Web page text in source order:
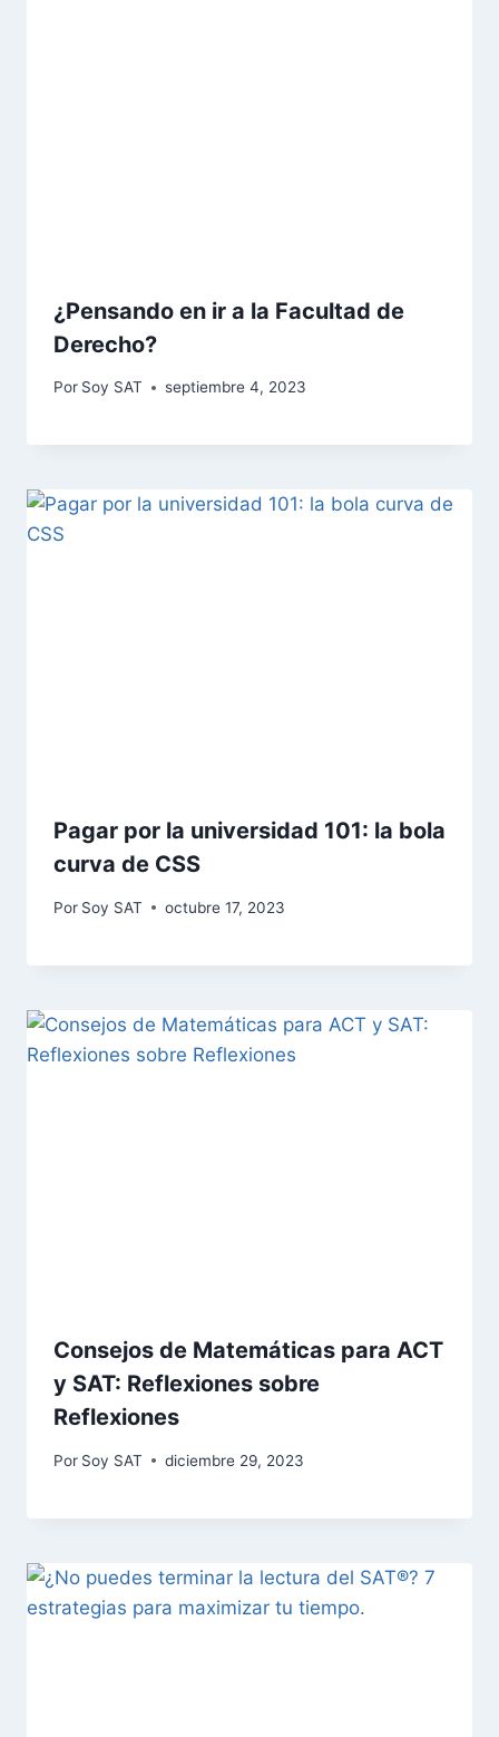
¿Pensando en ir a la Facultad de
Derecho?
Por Soy SAT septiembre 4, 2023
Pagar por la universidad 101: la bola
curva de CSS
Por Soy SAT octubre 17, 2023
Consejos de Matemáticas para ACT
y SAT: Reflexiones sobre
Reflexiones
Por Soy SAT diciembre 29, 2023